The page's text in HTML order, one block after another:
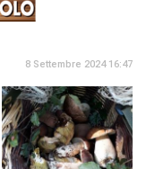
8 Settembre 2024 16:47